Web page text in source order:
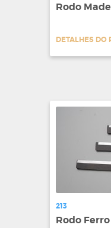
Rodo
DETALHES DO
213
Rodo